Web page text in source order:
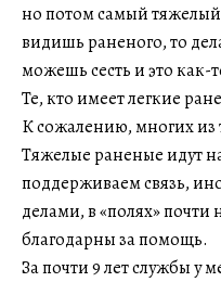
но потом самый
видишь раненого, то
можешь сесть и это как-
Те, кто имеет легкие
К сожалению, многих из
Тяжелые раненые идут
поддерживаем связь,
делами, в «полях»
благодарны за помощь.
За почти 9 лет службы у